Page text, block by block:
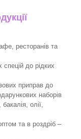
ресторанів та
спецій до рідких
приправ до
наборів
олії,
та в роздріб –